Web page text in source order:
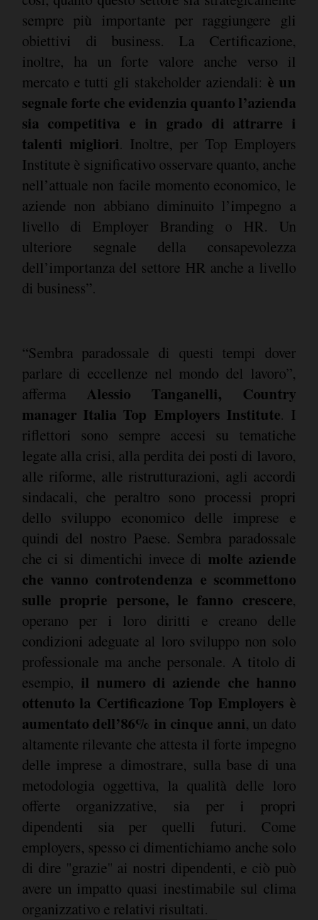
sempre più importante per raggiungere gli
obiettivi di business. La Certificazione,
inoltre, ha un forte valore anche verso il
mercato e tutti gli stakeholder aziendali: è un
segnale forte che evidenzia quanto l’azienda
sia competitiva e in grado di attrarre i
talenti migliori. Inoltre, per Top Employers
Institute è significativo osservare quanto, anche
nell’attuale non facile momento economico, le
aziende non abbiano diminuito l’impegno a
livello di Employer Branding o HR. Un
ulteriore segnale della consapevolezza
dell’importanza del settore HR anche a livello
di business”.
“Sembra paradossale di questi tempi dover
parlare di eccellenze nel mondo del lavoro”,
afferma Alessio Tanganelli, Country
manager Italia Top Employers Institute. I
riflettori sono sempre accesi su tematiche
legate alla crisi, alla perdita dei posti di lavoro,
alle riforme, alle ristrutturazioni, agli accordi
sindacali, che peraltro sono processi propri
dello sviluppo economico delle imprese e
quindi del nostro Paese. Sembra paradossale
che ci si dimentichi invece di molte aziende
che vanno controtendenza e scommettono
sulle proprie persone, le fanno crescere,
operano per i loro diritti e creano delle
condizioni adeguate al loro sviluppo non solo
professionale ma anche personale. A titolo di
esempio, il numero di aziende che hanno
ottenuto la Certificazione Top Employers è
aumentato dell’86% in cinque anni, un dato
altamente rilevante che attesta il forte impegno
delle imprese a dimostrare, sulla base di una
metodologia oggettiva, la qualità delle loro
offerte organizzative, sia per i propri
dipendenti sia per quelli futuri. Come
employers, spesso ci dimentichiamo anche solo
di dire "grazie" ai nostri dipendenti, e ciò può
avere un impatto quasi inestimabile sul clima
organizzativo e relativi risultati.